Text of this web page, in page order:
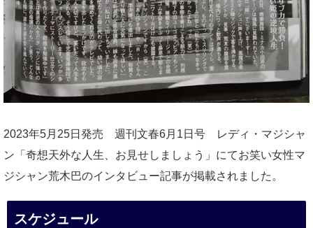
2023年5月25日発売 週刊文春6月1日号 レディ・マジシャ
ン「奇想天外な人生、お見せしましょう」にてお笑い女性マ
ジシャン荒木巴のインタビュー記事が掲載されました。
スケジュール